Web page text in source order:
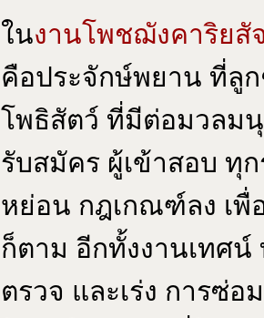
ในงานโพชฌังคาริยสั
คือประจักษ์พยาน ที่ลู
โพธิสัตว์ ที่มีต่อมวลมนุ
รับสมัคร ผู้เข้าสอบ ทุ
หย่อน กฎเกณฑ์ลง เพื่
ก็ตาม อีกทั้งงานเทศน์
ตรวจ และเร่ง การซ่อ